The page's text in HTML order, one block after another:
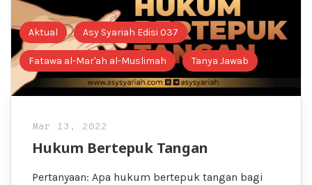
Aktual Asy Syariah Edisi 037
Fatawa al-Mar'ah al-Muslimah Tanya Jawab
Mar 13, 2022
Hukum Bertepuk Tangan
Pertanyaan: Apa hukum bertepuk tangan bagi